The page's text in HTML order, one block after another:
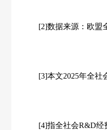
[2]数据来源：欧盟全
[3]本文2025年全社
[4]指全社会R&D经费